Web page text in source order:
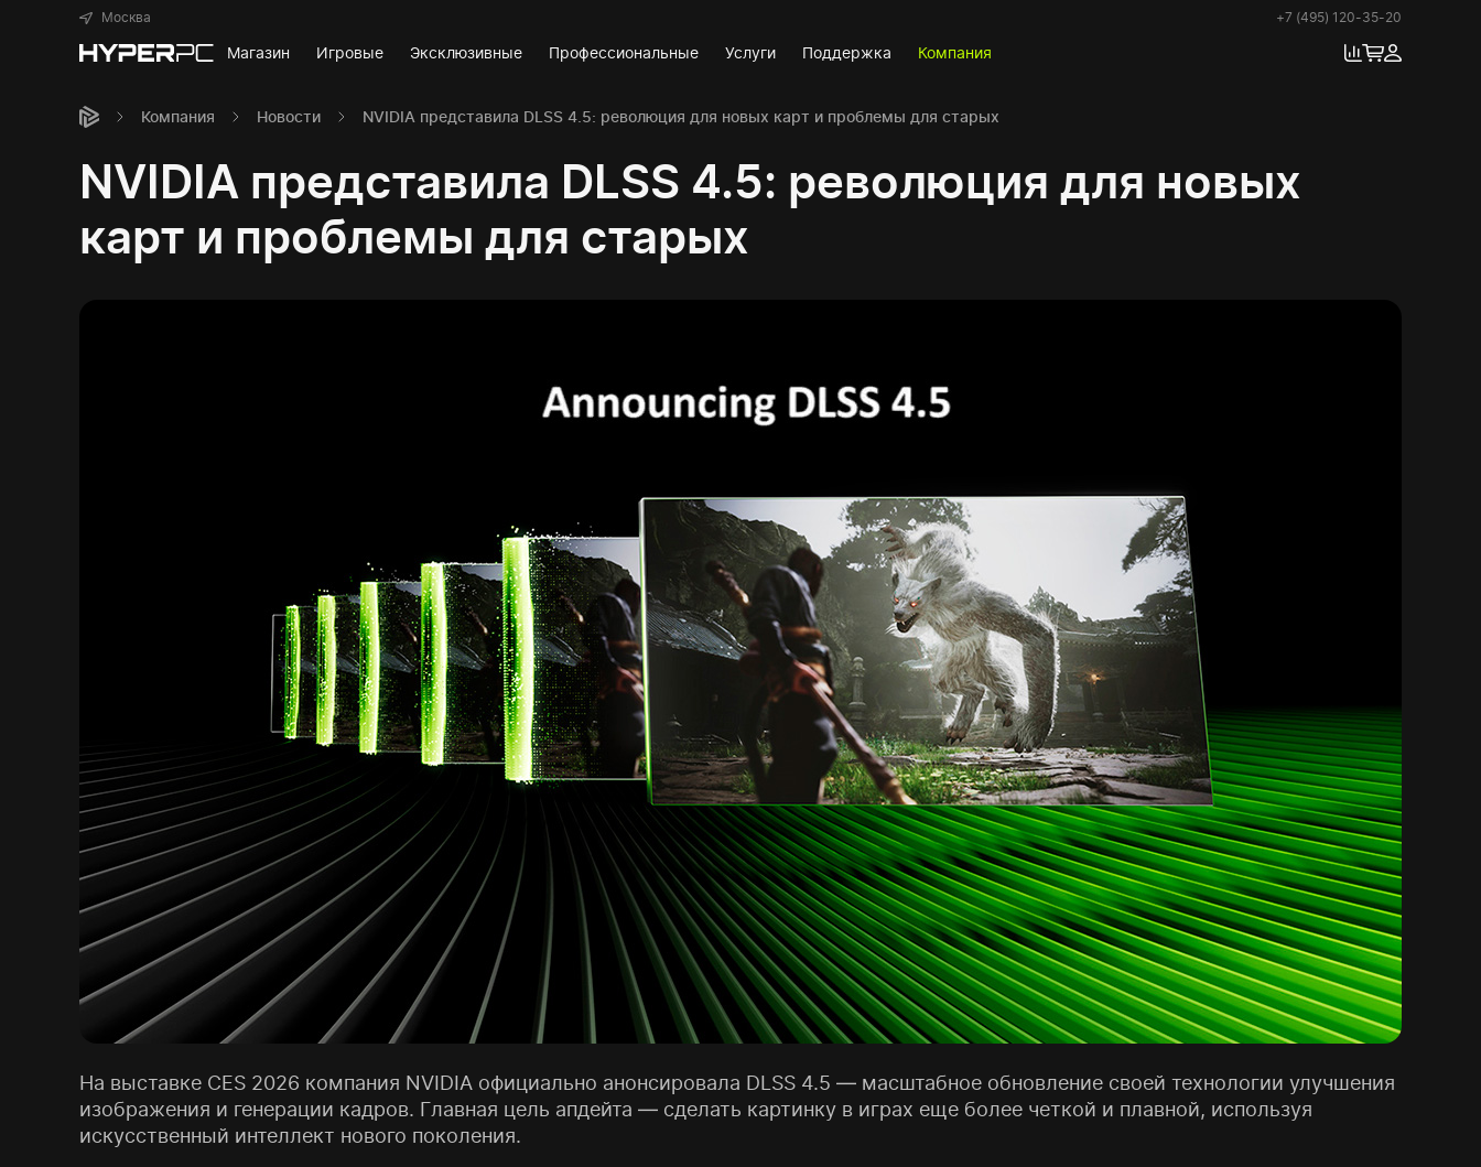
Москва +7 (495) 120-35-20
Магазин Игровые Эксклюзивные Профессиональные Услуги Поддержка Компания
Компания Новости NVIDIA представила DLSS 4.5: революция для новых карт и проблемы для старых
NVIDIA представила DLSS 4.5: революция для новых
карт и проблемы для старых
На выставке CES 2026 компания NVIDIA официально анонсировала DLSS 4.5 — масштабное обновление своей технологии улучшения
изображения и генерации кадров. Главная цель апдейта — сделать картинку в играх еще более четкой и плавной, используя
искусственный интеллект нового поколения.